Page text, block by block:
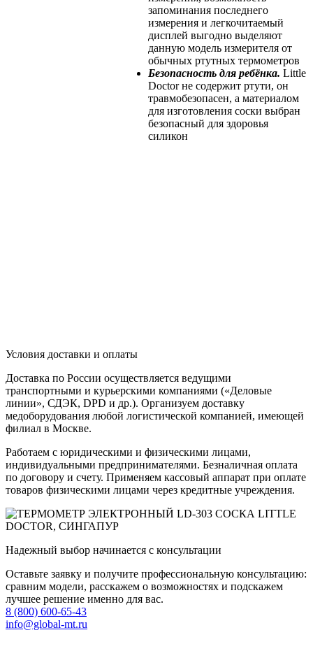
запоминания последнего
измерения и легкочитаемый
дисплей выгодно выделяют
данную модель измерителя от
обычных ртутных термометров
Безопасность для ребёнка. Little
Doctor не содержит ртути, он
травмобезопасен, а материалом
для изготовления соски выбран
безопасный для здоровья
силикон
Условия доставки и оплаты
Доставка по России осуществляется ведущими
транспортными и курьерскими компаниями («Деловые
линии», СДЭК, DPD и др.). Организуем доставку
медоборудования любой логистической компанией, имеющей
филиал в Москве.
Работаем с юридическими и физическими лицами,
индивидуальными предпринимателями. Безналичная оплата
по договору и счету. Применяем кассовый аппарат при оплате
товаров физическими лицами через кредитные учреждения.
Надежный выбор начинается с консультации
Оставьте заявку и получите профессиональную консультацию:
сравним модели, расскажем о возможностях и подскажем
лучшее решение именно для вас.
8 (800) 600-65-43
info@global-mt.ru